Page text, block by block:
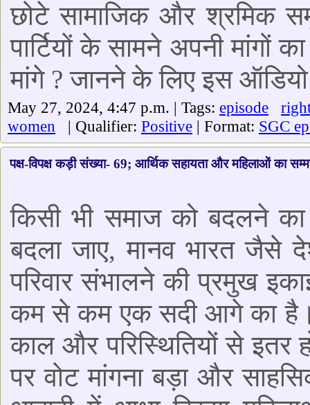
छोटे सामाजिक और श्रमिक
पार्टियों के सामने अपनी मांगों
मांगे ? जानने के लिए इस
May 27, 2024, 4:47 p.m. | Tags: episode
women | Qualifier: Positive | Format: SGC
पक्ष-विपक्ष कड़ी संख्या- 69; आर्थिक सहायता और महिलाओं का
किसी भी समाज को बदलने
बदला जाए, मानव भारत
परिवार संभालने की प्रमुख
कम से कम एक सदी आगे का
काल और परिस्थितियों से
पर वोट मांगना बड़ा और